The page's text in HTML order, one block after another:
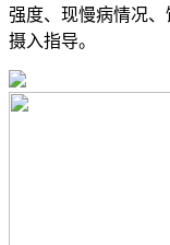
强度、现慢病情况
摄入指导。